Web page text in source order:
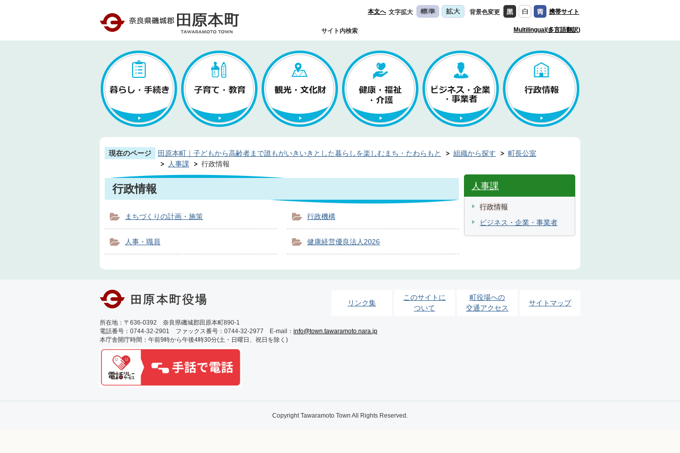
本文へ 文字拡大 背景色変更 携帯サイト
サイト内検索 Multilingual(多言語翻訳)
現在のページ 田原本町｜子どもから高齢者まで誰もがいきいきとした暮らしを楽しむまち・たわらもと 組織から探す
町長公室
人事課
行政情報
行政情報
まちづくりの計画・施策 行政機構
人事・職員 健康経営優良法人2026
人事課
行政情報
ビジネス・企業・事業者
リンク集
このサイトに
ついて
町役場への
交通アクセス
サイトマップ
所在地：〒636-0392 奈良県磯城郡田原本町890-1
電話番号：0744-32-2901 ファックス番号：0744-32-2977 E-mail： info@town.tawaramoto.nara.jp
本庁舎開庁時間：午前9時から午後4時30分(土・日曜日、祝日を除く)
Copyright Tawaramoto Town All Rights Reserved.